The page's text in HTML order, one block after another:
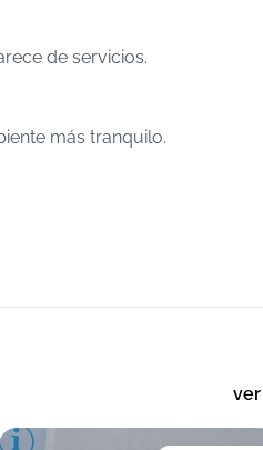
de servicios.
más tranquilo.